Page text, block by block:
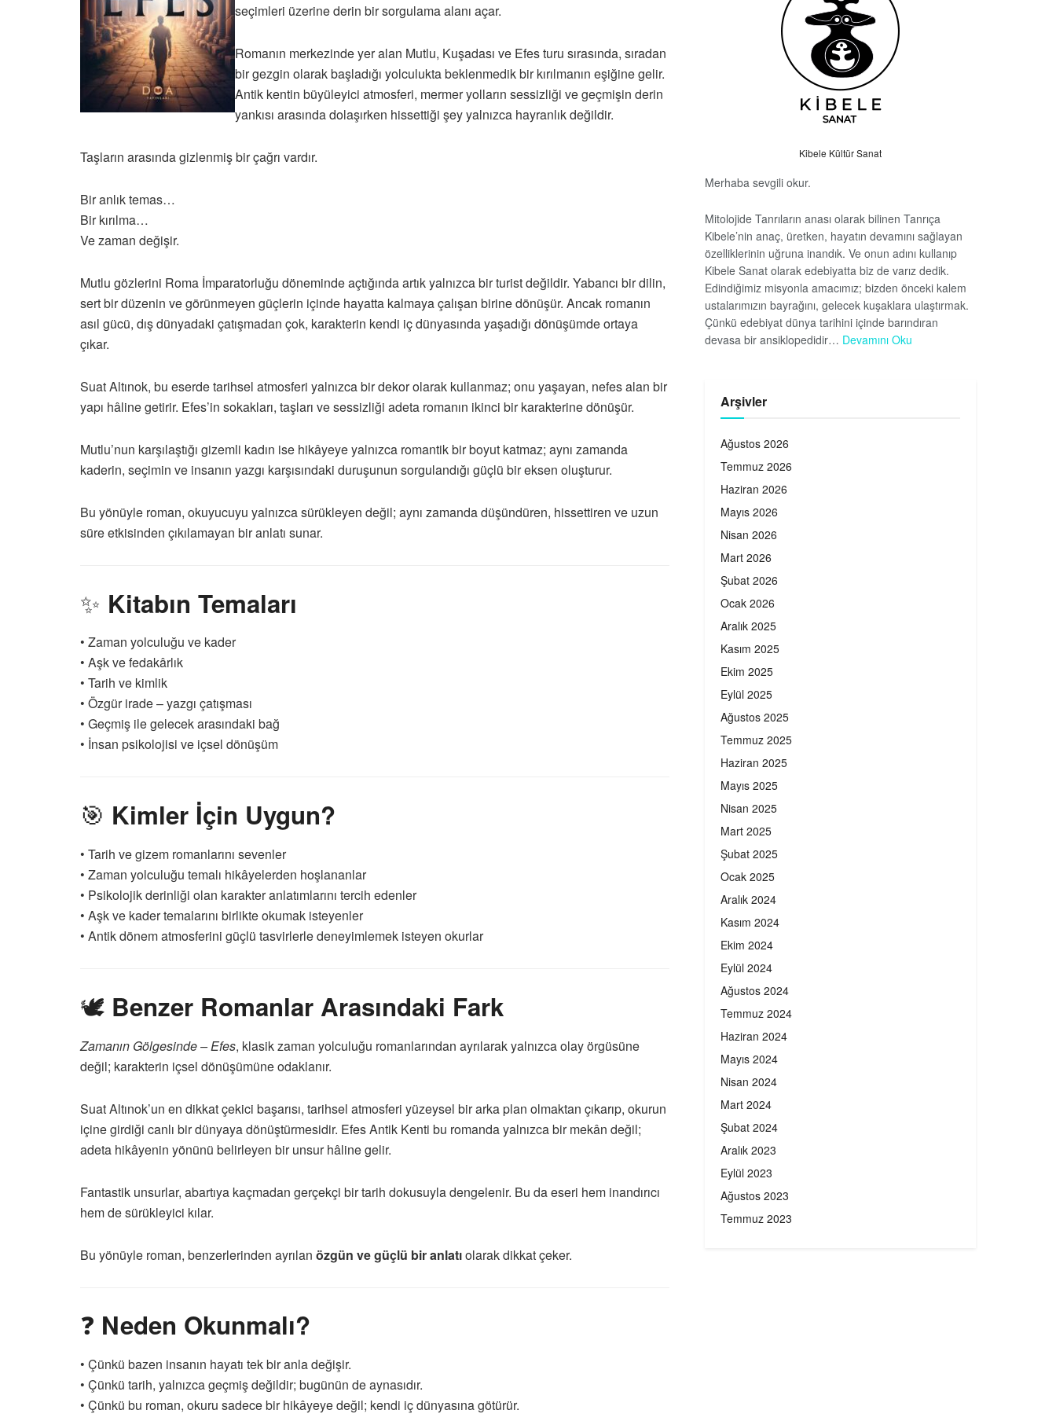
seçimleri üzerine derin bir sorgulama alanı açar.
Romanın merkezinde yer alan Mutlu, Kuşadası ve Efes turu sırasında, sıradan
bir gezgin olarak başladığı yolculukta beklenmedik bir kırılmanın eşiğine gelir.
Antik kentin büyüleyici atmosferi, mermer yolların sessizliği ve geçmişin derin
yankısı arasında dolaşırken hissettiği şey yalnızca hayranlık değildir.
Taşların arasında gizlenmiş bir çağrı vardır.
Bir anlık temas…
Bir kırılma…
Ve zaman değişir.
Mutlu gözlerini Roma İmparatorluğu döneminde açtığında artık yalnızca bir turist değildir. Yabancı bir dilin,
sert bir düzenin ve görünmeyen güçlerin içinde hayatta kalmaya çalışan birine dönüşür. Ancak romanın
asıl gücü, dış dünyadaki çatışmadan çok, karakterin kendi iç dünyasında yaşadığı dönüşümde ortaya
çıkar.
Suat Altınok, bu eserde tarihsel atmosferi yalnızca bir dekor olarak kullanmaz; onu yaşayan, nefes alan bir
yapı hâline getirir. Efes’in sokakları, taşları ve sessizliği adeta romanın ikinci bir karakterine dönüşür.
Mutlu’nun karşılaştığı gizemli kadın ise hikâyeye yalnızca romantik bir boyut katmaz; aynı zamanda
kaderin, seçimin ve insanın yazgı karşısındaki duruşunun sorgulandığı güçlü bir eksen oluşturur.
Bu yönüyle roman, okuyucuyu yalnızca sürükleyen değil; aynı zamanda düşündüren, hissettiren ve uzun
süre etkisinden çıkılamayan bir anlatı sunar.
✨ Kitabın Temaları
• Zaman yolculuğu ve kader
• Aşk ve fedakârlık
• Tarih ve kimlik
• Özgür irade – yazgı çatışması
• Geçmiş ile gelecek arasındaki bağ
• İnsan psikolojisi ve içsel dönüşüm
🎯 Kimler İçin Uygun?
• Tarih ve gizem romanlarını sevenler
• Zaman yolculuğu temalı hikâyelerden hoşlananlar
• Psikolojik derinliği olan karakter anlatımlarını tercih edenler
• Aşk ve kader temalarını birlikte okumak isteyenler
• Antik dönem atmosferini güçlü tasvirlerle deneyimlemek isteyen okurlar
🕊️ Benzer Romanlar Arasındaki Fark
Zamanın Gölgesinde – Efes, klasik zaman yolculuğu romanlarından ayrılarak yalnızca olay örgüsüne
değil; karakterin içsel dönüşümüne odaklanır.
Suat Altınok’un en dikkat çekici başarısı, tarihsel atmosferi yüzeysel bir arka plan olmaktan çıkarıp, okurun
içine girdiği canlı bir dünyaya dönüştürmesidir. Efes Antik Kenti bu romanda yalnızca bir mekân değil;
adeta hikâyenin yönünü belirleyen bir unsur hâline gelir.
Fantastik unsurlar, abartıya kaçmadan gerçekçi bir tarih dokusuyla dengelenir. Bu da eseri hem inandırıcı
hem de sürükleyici kılar.
Bu yönüyle roman, benzerlerinden ayrılan özgün ve güçlü bir anlatıolarak dikkat çeker.
❓ Neden Okunmalı?
• Çünkü bazen insanın hayatı tek bir anla değişir.
• Çünkü tarih, yalnızca geçmiş değildir; bugünün de aynasıdır.
• Çünkü bu roman, okuru sadece bir hikâyeye değil; kendi iç dünyasına götürür.
Kibele Kültür Sanat
Merhaba sevgili okur.
Mitolojide Tanrıların anası olarak bilinen Tanrıça
Kibele’nin anaç, üretken, hayatın devamını sağlayan
özelliklerinin uğruna inandık. Ve onun adını kullanıp
Kibele Sanat olarak edebiyatta biz de varız dedik.
Edindiğimiz misyonla amacımız; bizden önceki kalem
ustalarımızın bayrağını, gelecek kuşaklara ulaştırmak.
Çünkü edebiyat dünya tarihini içinde barındıran
devasa bir ansiklopedidir… Devamını Oku
Arşivler
Ağustos 2026
Temmuz 2026
Haziran 2026
Mayıs 2026
Nisan 2026
Mart 2026
Şubat 2026
Ocak 2026
Aralık 2025
Kasım 2025
Ekim 2025
Eylül 2025
Ağustos 2025
Temmuz 2025
Haziran 2025
Mayıs 2025
Nisan 2025
Mart 2025
Şubat 2025
Ocak 2025
Aralık 2024
Kasım 2024
Ekim 2024
Eylül 2024
Ağustos 2024
Temmuz 2024
Haziran 2024
Mayıs 2024
Nisan 2024
Mart 2024
Şubat 2024
Aralık 2023
Eylül 2023
Ağustos 2023
Temmuz 2023